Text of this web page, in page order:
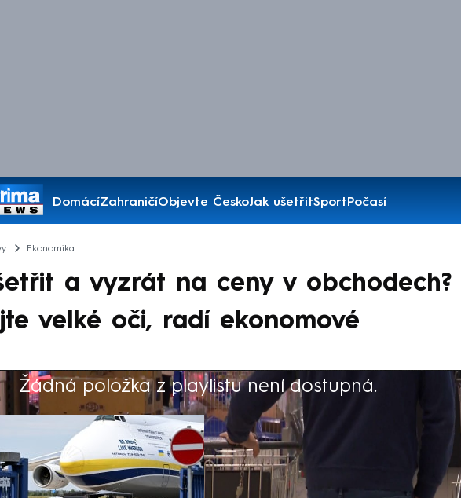
DomácíZahraničíObjevte ČeskoJak ušetřitSportPočasí
Pořady
Ekonomika
a vyzrát na ceny v obchodech?
velké oči, radí ekonomové
Žádná položka z playlistu není dostupná.